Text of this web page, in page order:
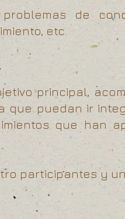
de
etc.
principal,
que puedan ir
que han
participantes y